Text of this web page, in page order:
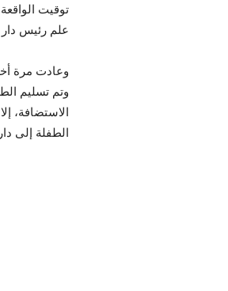
توقيت
علم رئيس دار
وتم تسليم
الاستضافة،
الطفلة إلى دار